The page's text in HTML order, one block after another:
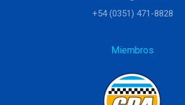
+54 (0351) 471-8828
Miembros